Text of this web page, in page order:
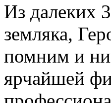
Из далеких
земляка,
помним и
ярчайшей